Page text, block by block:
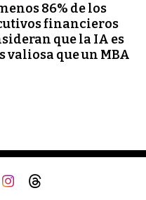
86% de los
financieros
que la IA es
valiosa que un MBA